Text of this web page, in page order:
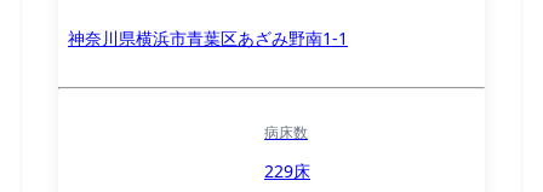
神奈川県横浜市青葉区あざみ野南1-1
病床数
229床